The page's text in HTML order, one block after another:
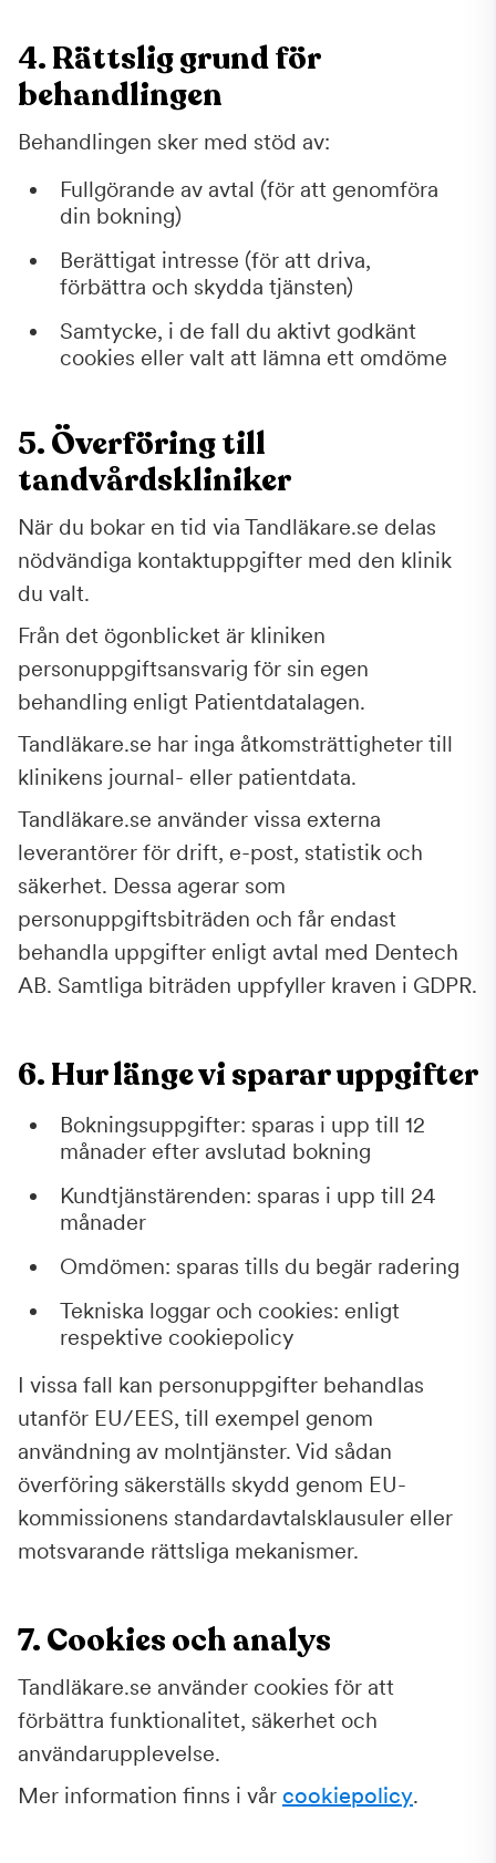
4. Rättslig grund för
behandlingen
Behandlingen sker med stöd av:
Fullgörande av avtal (för att genomföra
din bokning)
Berättigat intresse (för att driva,
förbättra och skydda tjänsten)
Samtycke, i de fall du aktivt godkänt
cookies eller valt att lämna ett omdöme
5. Överföring till
tandvårdskliniker
När du bokar en tid via Tandläkare.se delas
nödvändiga kontaktuppgifter med den klinik
du valt.
Från det ögonblicket är kliniken
personuppgiftsansvarig för sin egen
behandling enligt Patientdatalagen.
Tandläkare.se har inga åtkomsträttigheter till
klinikens journal- eller patientdata.
Tandläkare.se använder vissa externa
leverantörer för drift, e-post, statistik och
säkerhet. Dessa agerar som
personuppgiftsbiträden och får endast
behandla uppgifter enligt avtal med Dentech
AB. Samtliga biträden uppfyller kraven i GDPR.
6. Hur länge vi sparar uppgifter
Bokningsuppgifter: sparas i upp till 12
månader efter avslutad bokning
Kundtjänstärenden: sparas i upp till 24
månader
Omdömen: sparas tills du begär radering
Tekniska loggar och cookies: enligt
respektive cookiepolicy
I vissa fall kan personuppgifter behandlas
utanför EU/EES, till exempel genom
användning av molntjänster. Vid sådan
överföring säkerställs skydd genom EU-
kommissionens standardavtalsklausuler eller
motsvarande rättsliga mekanismer.
7. Cookies och analys
Tandläkare.se använder cookies för att
förbättra funktionalitet, säkerhet och
användarupplevelse.
Mer information finns i vår cookiepolicy.